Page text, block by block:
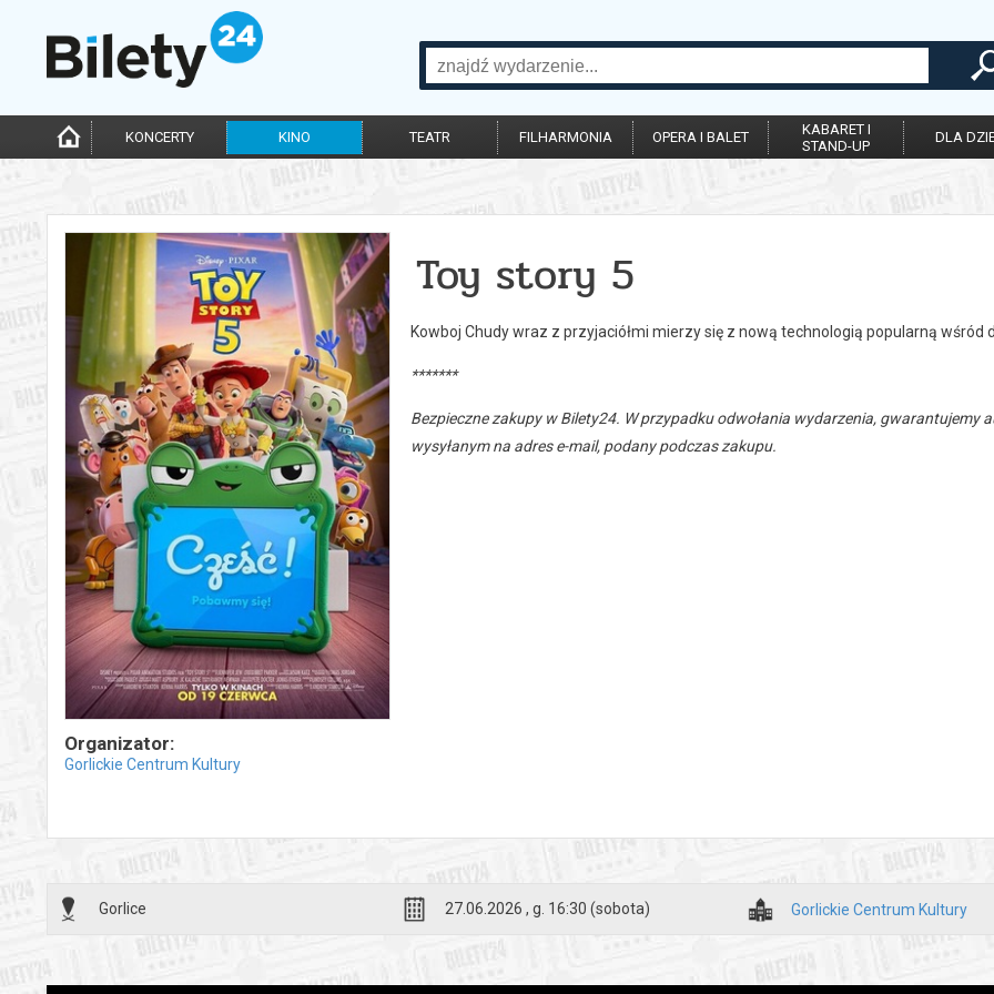
KONCERTY KINO TEATR FILHARMONIA OPERA I BALET
KABARET I
STAND-UP
DLA
Organizator:
Gorlickie Centrum Kultury
Toy story 5
Kowboj Chudy wraz z przyjaciółmi mierzy się z nową technologią popularną wśród
*******
Bezpieczne zakupy w Bilety24. W przypadku odwołania wydarzenia,
wysyłanym na adres e-mail, podany podczas zakupu.
Gorlice 27.06.2026 , g. 16:30 (sobota) Gorlickie Centrum Kultury